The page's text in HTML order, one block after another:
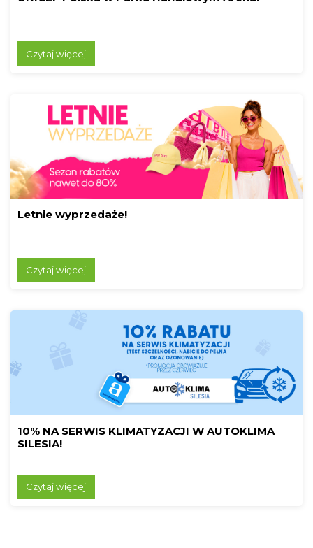
Czytaj więcej
Letnie wyprzedaże!
Czytaj więcej
10% NA SERWIS KLIMATYZACJI W AUTOKLIMA
SILESIA!
Czytaj więcej